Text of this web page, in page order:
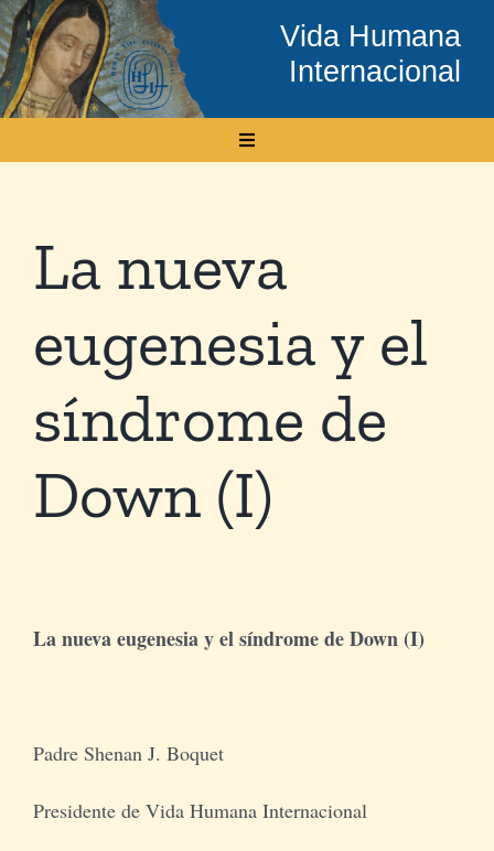
Skip
to
content
Vida Humana
Internacional
Toggle
Conócenos
Temas
Boletín Electrónico
Media
Buscar
La nueva
eugenesia y el
síndrome de
Down (I)
La nueva eugenesia y el síndrome de Down (I)
Padre Shenan J. Boquet
Presidente de Vida Humana Internacional